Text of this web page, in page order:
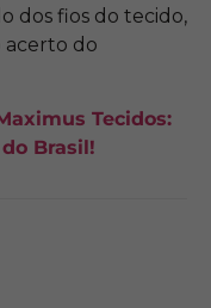
dos fios do tecido,
acerto do
Tecidos:
Brasil!